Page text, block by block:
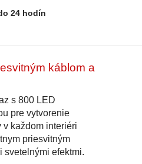
24 hodín
káblom a
s 800 LED
pre vytvorenie
každom interiéri
priesvitným
svetelnými efektmi.